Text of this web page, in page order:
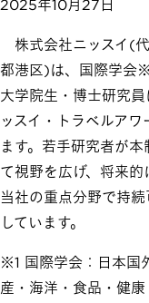
2025年10月27日
株式会社ニッスイ(
都港区)は、国際学会
大学院生・博士研究
ッスイ・トラベルア
ます。若手研究者が
て視野を広げ、将来
当社の重点分野で持
しています。
※1 国際学会：日本国
産・海洋・食品・健